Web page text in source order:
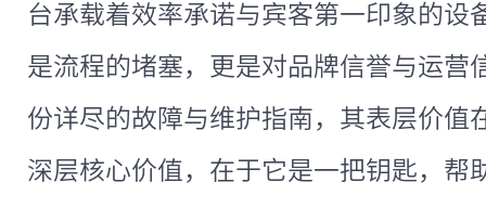
台承载着效率承诺与宾客第一印象的设
是流程的堵塞，更是对品牌信誉与运营
份详尽的故障与维护指南，其表层价
深层核心价值，在于它是一把钥匙，